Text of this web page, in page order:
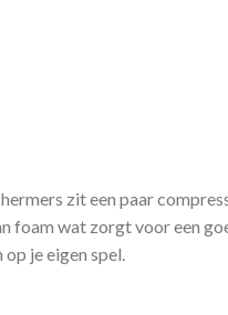
zit een paar
foam wat zorgt voor een
je eigen spel.